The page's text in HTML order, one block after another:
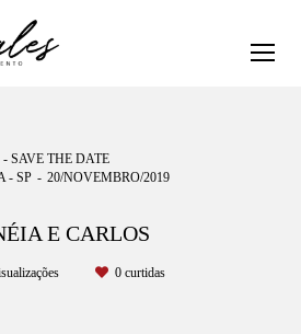
- SAVE THE DATE
- SP
20/NOVEMBRO/2019
E CARLOS
0 curtidas